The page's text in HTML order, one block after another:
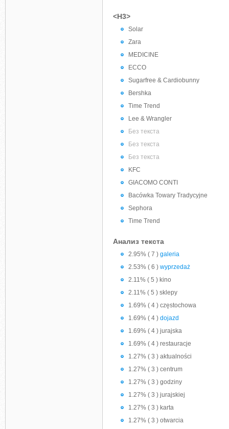
<H3>
Solar
Zara
MEDICINE
ECCO
Sugarfree & Cardiobunny
Bershka
Time Trend
Lee & Wrangler
Без текста
Без текста
Без текста
KFC
GIACOMO CONTI
Bacówka Towary Tradycyjne
Sephora
Time Trend
Анализ текста
2.95% ( 7 ) galeria
2.53% ( 6 ) wyprzedaż
2.11% ( 5 ) kino
2.11% ( 5 ) sklepy
1.69% ( 4 ) częstochowa
1.69% ( 4 ) dojazd
1.69% ( 4 ) jurajska
1.69% ( 4 ) restauracje
1.27% ( 3 ) aktualności
1.27% ( 3 ) centrum
1.27% ( 3 ) godziny
1.27% ( 3 ) jurajskiej
1.27% ( 3 ) karta
1.27% ( 3 ) otwarcia